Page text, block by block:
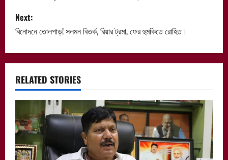
s
t
n
a
v
i
g
Next:
বিনোদনে তোলপাড়! সলমন বিতর্ক, রিয়ার ট্রমা, ফের হুমকিতে রোহিত।
RELATED STORIES